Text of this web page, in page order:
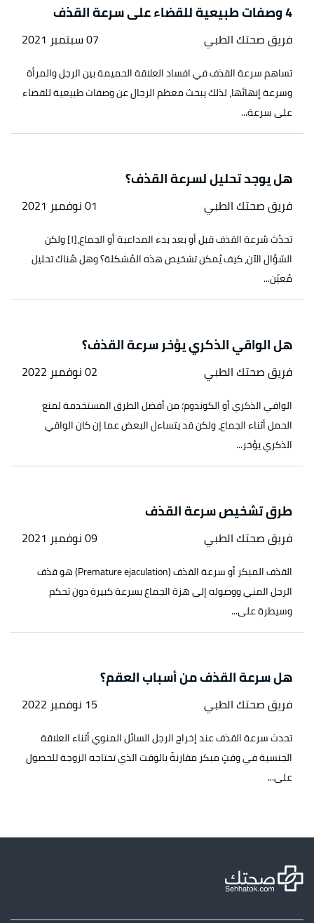
4 وصفات طبيعية للقضاء على سرعة القذف
فريق صحتك الطبي 07 سبتمبر 2021
تساهم سرعة القذف في افساد العلاقة الحميمة بين الرجل والمرأة
وسرعة إنهائها، لذلك يبحث معظم الرجال عن وصفات طبيعية للقضاء
على سرعة...
هل يوجد تحليل لسرعة القذف؟
فريق صحتك الطبي 01 نوفمبر 2021
تحدُث سُرعة القذف قبل أو بعد بدء المداعبة أو الجماع،[١] ولكن
السّؤال الآن، كيف يُمكن تشخيص هذه المُشكلة؟ وهل هُناك تحليل
مُعيّن...
هل الواقي الذكري يؤخر سرعة القذف؟
فريق صحتك الطبي 02 نوفمبر 2022
الواقي الذكري أو الكوندوم؛ من أفضل الطرق المستخدمة لمنع
الحمل أثناء الجماع، ولكن قد يتساءل البعض عما إن كان الواقي
الذكري يؤخر...
طرق تشخيص سرعة القذف
فريق صحتك الطبي 09 نوفمبر 2021
القذف المبكر أو سرعة القذف (Premature ejaculation) هو قذف
الرجل المني ووصوله إلى هزة الجماع بسرعة كبيرة دون تحكم
وسيطرة على...
هل سرعة القذف من أسباب العقم؟
فريق صحتك الطبي 15 نوفمبر 2022
تحدث سرعة القذف عند إخراج الرجل السائل المنوي أثناء العلاقة
الجنسية في وقتٍ مبكر مقارنةً بالوقت الذي تحتاجه الزوجة للحصول
على...